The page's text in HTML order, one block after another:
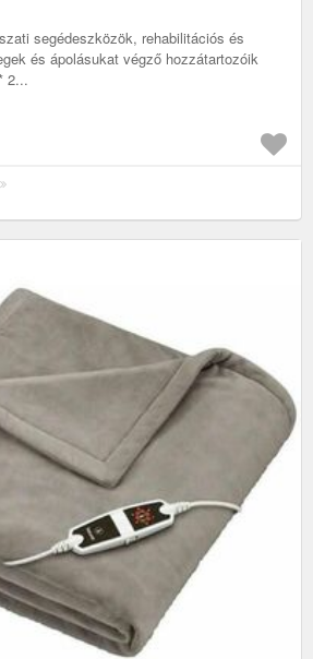
segédeszközök, rehabilitációs és
és ápolásukat végző hozzátartozóik
2...